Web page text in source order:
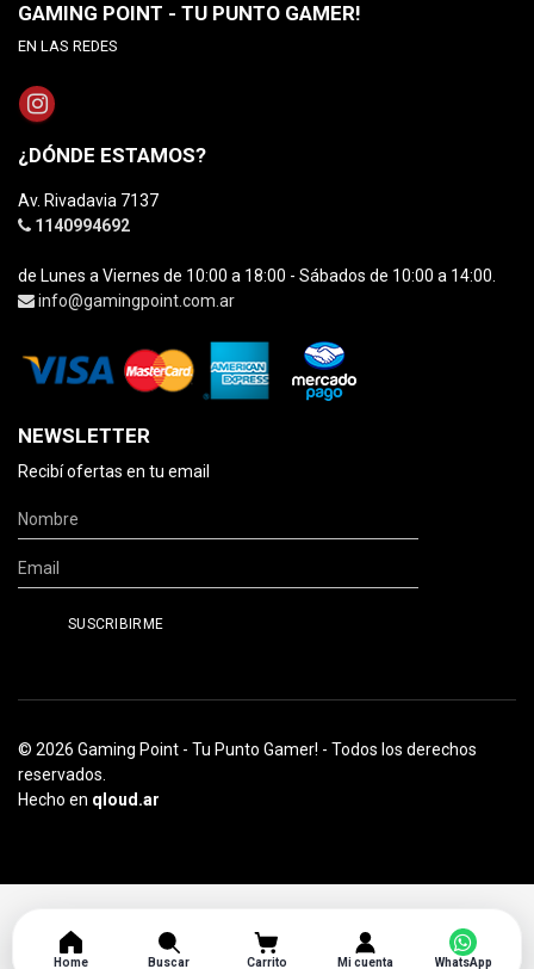
GAMING POINT - TU PUNTO GAMER!
EN LAS REDES
¿DÓNDE ESTAMOS?
Av. Rivadavia 7137
1140994692
de Lunes a Viernes de 10:00 a 18:00 - Sábados de 10:00 a 14:00.
info@gamingpoint.com.ar
NEWSLETTER
Recibí ofertas en tu email
© 2026 Gaming Point - Tu Punto Gamer! - Todos los derechos
reservados.
Hecho en qloud.ar
Home Buscar Carrito Mi cuenta